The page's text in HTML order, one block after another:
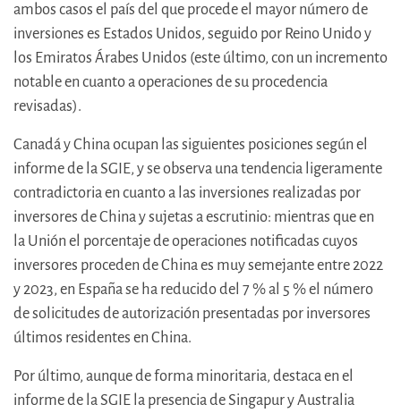
ambos casos el país del que procede el mayor número de
inversiones es Estados Unidos, seguido por Reino Unido y
los Emiratos Árabes Unidos (este último, con un incremento
notable en cuanto a operaciones de su procedencia
revisadas).
Canadá y China ocupan las siguientes posiciones según el
informe de la SGIE, y se observa una tendencia ligeramente
contradictoria en cuanto a las inversiones realizadas por
inversores de China y sujetas a escrutinio: mientras que en
la Unión el porcentaje de operaciones notificadas cuyos
inversores proceden de China es muy semejante entre 2022
y 2023, en España se ha reducido del 7 % al 5 % el número
de solicitudes de autorización presentadas por inversores
últimos residentes en China.
Por último, aunque de forma minoritaria, destaca en el
informe de la SGIE la presencia de Singapur y Australia